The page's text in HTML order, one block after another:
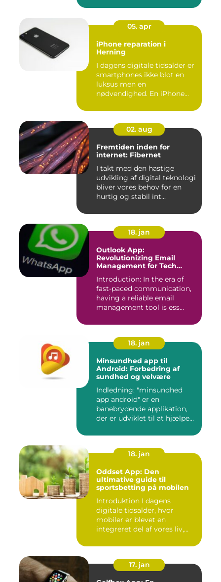
05. apr
iPhone reparation i
Herning
I dagens digitale tidsalder er
smartphones ikke blot en
luksus men en
nødvendighed. En iPhone...
02. aug
Fremtiden inden for
internet: Fibernet
I takt med den hastige
udvikling af digital teknologi
bliver vores behov for en
hurtig og stabil int...
18. jan
Outlook App:
Revolutionizing Email
Management for Tech
Introduction: In the era of
fast-paced communication,
having a reliable email
management tool is ess...
18. jan
Minsundhed app til
Android: Forbedring af
sundhed og velvære
Indledning: "minsundhed
app android" er en
banebrydende applikation,
der er udviklet til at hjælpe
18. jan
Oddset App: Den
ultimative guide til
sportsbetting på mobilen
Introduktion I dagens
digitale tidsalder, hvor
mobiler er blevet en
integreret del af vores liv,
17. jan